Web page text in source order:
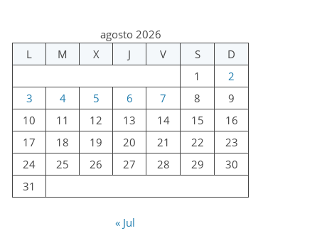
agosto 2026
L
M X J V S
D
1
2
3
4 5 6 7 8
9
10
11 12 13 14 15
16
17
18 19 20 21 22
23
24
25 26 27 28 29
30
31
« Jul